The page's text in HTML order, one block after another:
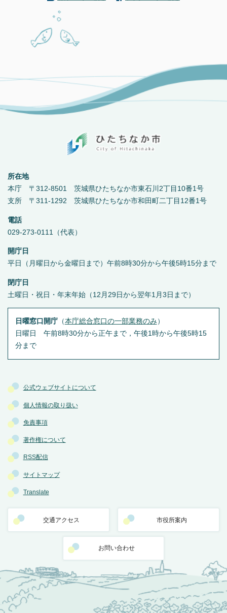
公式ウェブサイトについて
個人情報の取り扱い
免責事項
著作権について
RSS配信
サイトマップ
Translate
交通アクセス 市役所案内
お問い合わせ
所在地
本庁 〒312-8501 茨城県ひたちなか市東石川2丁目10番1号
支所 〒311-1292 茨城県ひたちなか市和田町二丁目12番1号
電話
029-273-0111（代表）
開庁日
平日（月曜日から金曜日まで）午前8時30分から午後5時15分まで
閉庁日
土曜日・祝日・年末年始（12月29日から翌年1月3日まで）
日曜窓口開庁（本庁総合窓口の一部業務のみ ）
日曜日 午前8時30分から正午まで，午後1時から午後5時15
分まで